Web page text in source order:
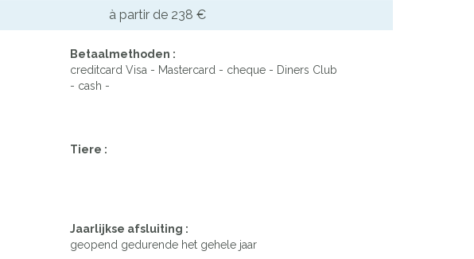
à partir de 238 €
Betaalmethoden :
creditcard Visa - Mastercard - cheque - Diners Club
- cash -
Tiere :
Jaarlijkse afsluiting :
geopend gedurende het gehele jaar